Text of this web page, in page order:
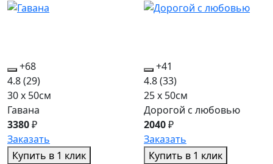
+68
4.8(29)
30 x 50см
Гавана
3380₽
Заказать
Купить в 1 клик
+41
4.8(33)
25 x 50см
Дорогой с любовью
2040₽
Заказать
Купить в 1 клик